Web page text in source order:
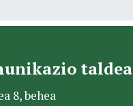
taldea
8, behea